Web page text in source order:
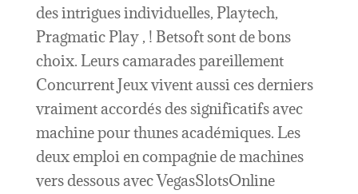
des intrigues individuelles, Playtech,
Pragmatic Play , ! Betsoft sont de bons
choix. Leurs camarades pareillement
Concurrent Jeux vivent aussi ces derniers
vraiment accordés des significatifs avec
machine pour thunes académiques. Les
deux emploi en compagnie de machines
vers dessous avec VegasSlotsOnline